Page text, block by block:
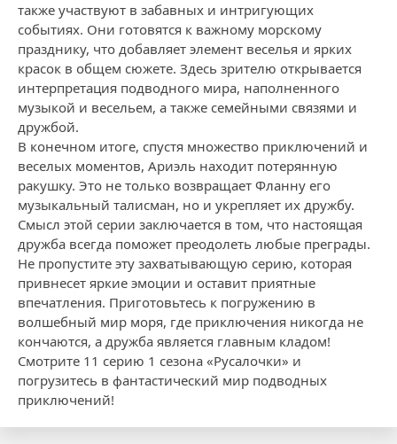
также участвуют в забавных и интригующих
событиях. Они готовятся к важному морскому
празднику, что добавляет элемент веселья и ярких
красок в общем сюжете. Здесь зрителю открывается
интерпретация подводного мира, наполненного
музыкой и весельем, а также семейными связями и
дружбой.
В конечном итоге, спустя множество приключений и
веселых моментов, Ариэль находит потерянную
ракушку. Это не только возвращает Фланну его
музыкальный талисман, но и укрепляет их дружбу.
Смысл этой серии заключается в том, что настоящая
дружба всегда поможет преодолеть любые преграды.
Не пропустите эту захватывающую серию, которая
привнесет яркие эмоции и оставит приятные
впечатления. Приготовьтесь к погружению в
волшебный мир моря, где приключения никогда не
кончаются, а дружба является главным кладом!
Смотрите 11 серию 1 сезона «Русалочки» и
погрузитесь в фантастический мир подводных
приключений!